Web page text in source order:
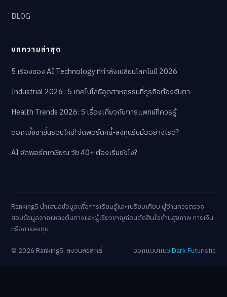
BLOG
บทความล่าสุด
5 เรื่องของ AI Technology ที่กำลังเปลี่ยนโลกในปี 2026
Industrial 2026 : 5 เทคโนโลยีอุตสาหกรรมที่ธุรกิจต้องจับตา
Health Trends 2026: 5 เรื่องเกี่ยวกับการแพทย์ที่ควรรู้
ดอกเบี้ยขาขึ้นรอบใหม่! จัดพอร์ตหนี้-ลงทุนรับมืออย่างไรดี?
AI จัดพอร์ตเกษียณ วัย 40+ ต้องเริ่มยังไง?
Ranking5 นำเสนอข้อมูลเพื่อการเรียนรู้และเปรียบเทียบ ผู้อ่านควรตรวจ
สอบข้อมูลจากแหล่งต้นทางและผู้เชี่ยวชาญก่อนตัดสินใจด้านสุขภาพ การเงิน
หรือการลงทุน
© 2026 Ranking5. สงวนลิขสิทธิ์
ออกแบบแนวDark Futuristic